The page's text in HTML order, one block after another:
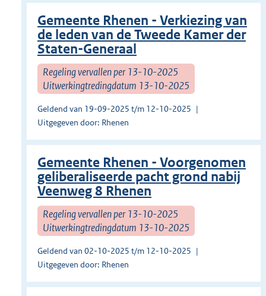
Gemeente Rhenen - Verkiezing van
de leden van de Tweede Kamer der
Staten-Generaal
Regeling vervallen per 13-10-2025
Uitwerkingtredingdatum 13-10-2025
Geldend van 19-09-2025 t/m 12-10-2025
Uitgegeven door: Rhenen
Gemeente Rhenen - Voorgenomen
geliberaliseerde pacht grond nabij
Veenweg 8 Rhenen
Regeling vervallen per 13-10-2025
Uitwerkingtredingdatum 13-10-2025
Geldend van 02-10-2025 t/m 12-10-2025
Uitgegeven door: Rhenen